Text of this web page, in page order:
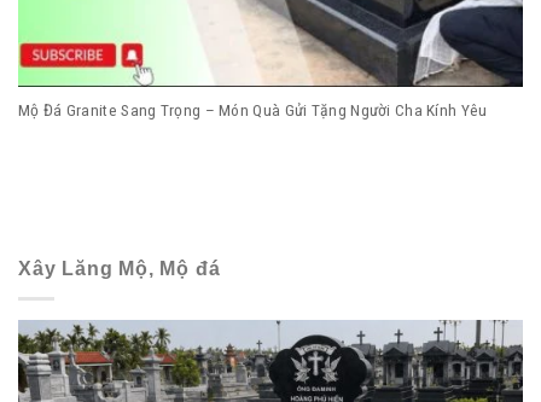
Mộ Đá Granite Sang Trọng – Món Quà Gửi Tặng Người Cha Kính Yêu
Xây Lăng Mộ, Mộ đá